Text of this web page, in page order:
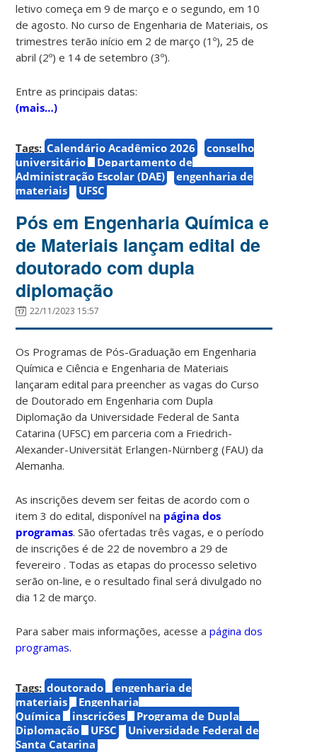
letivo começa em 9 de março e o segundo, em 10
de agosto. No curso de Engenharia de Materiais, os
trimestres terão início em 2 de março (1º), 25 de
abril (2º) e 14 de setembro (3º).
Entre as principais datas:
(mais…)
Tags: Calendário Acadêmico 2026
conselho
universitário
Departamento de
Administração Escolar (DAE)
engenharia de
materiais
UFSC
Pós em Engenharia Química e
de Materiais lançam edital de
doutorado com dupla
diplomação
22/11/2023 15:57
Os Programas de Pós-Graduação em Engenharia
Química e Ciência e Engenharia de Materiais
lançaram edital para preencher as vagas do Curso
de Doutorado em Engenharia com Dupla
Diplomação da Universidade Federal de Santa
Catarina (UFSC) em parceria com a Friedrich-
Alexander-Universität Erlangen-Nürnberg (FAU) da
Alemanha.
As inscrições devem ser feitas de acordo com o
item 3 do edital, disponível na página dos
programas. São ofertadas três vagas, e o período
de inscrições é de 22 de novembro a 29 de
fevereiro . Todas as etapas do processo seletivo
serão on-line, e o resultado final será divulgado no
dia 12 de março.
Para saber mais informações, acesse apágina dos
programas.
Tags: doutorado
engenharia de
materiais
Engenharia
Química
inscrições
Programa de Dupla
Diplomação
UFSC
Universidade Federal de
Santa Catarina